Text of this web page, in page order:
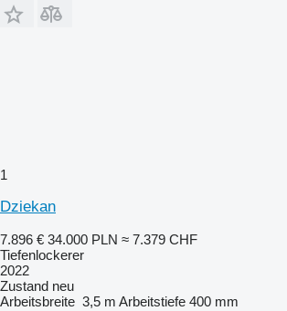
1
Dziekan
7.896 € 34.000 PLN ≈ 7.379 CHF
Tiefenlockerer
2022
Zustand neu
Arbeitsbreite 3,5 m Arbeitstiefe 400 mm